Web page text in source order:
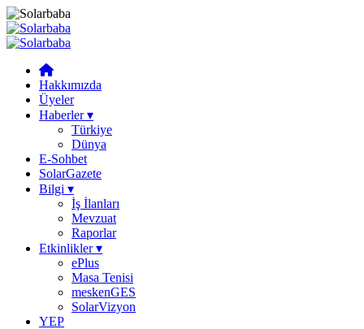
Hakkımızda
Üyeler
Haberler▾
Türkiye
Dünya
E-Sohbet
SolarGazete
Bilgi ▾
İş İlanları
Mevzuat
Raporlar
Etkinlikler▾
ePlus
Masa Tenisi
meskenGES
SolarVizyon
YEP